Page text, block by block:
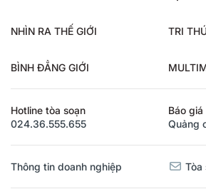
NHÌN RA THẾ GIỚI TRI
BÌNH ĐẲNG GIỚI
Hotline tòa soạn
024.36.555.655
Báo giá
Quảng
Thông tin doanh nghiệp Tòa